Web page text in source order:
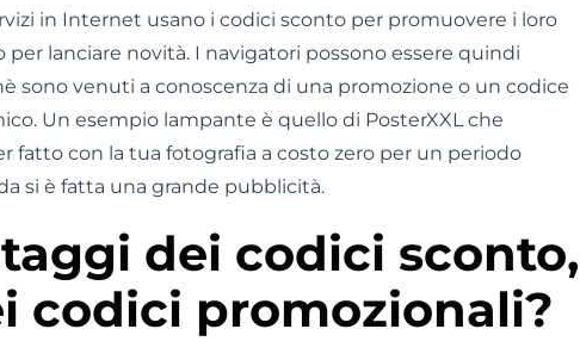
in Internet usano i codici sconto per promuovere i loro
lanciare novità. I navigatori possono essere quindi
sono venuti a conoscenza di una promozione o un codice
Un esempio lampante è quello di PosterXXL che
fatto con la tua fotografia a costo zero per un periodo
si è fatta una grande pubblicità.
dei codici sconto,
codici promozionali?